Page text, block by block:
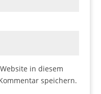
in diesem
speichern.